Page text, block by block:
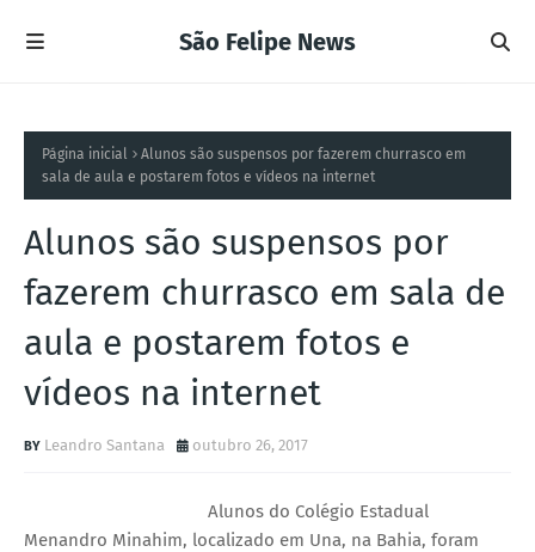
São Felipe News
Página inicial
Alunos são suspensos por fazerem churrasco em
sala de aula e postarem fotos e vídeos na internet
Alunos são suspensos por
fazerem churrasco em sala de
aula e postarem fotos e
vídeos na internet
Leandro Santana outubro 26, 2017
Alunos do Colégio Estadual
Menandro Minahim, localizado em Una, na Bahia, foram